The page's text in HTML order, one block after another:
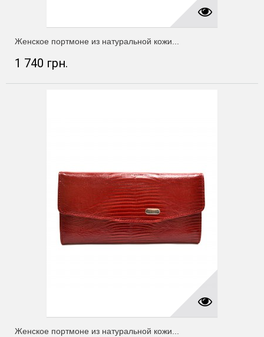
Женское портмоне из натуральной кожи...
1 740 грн.
Женское портмоне из натуральной кожи...